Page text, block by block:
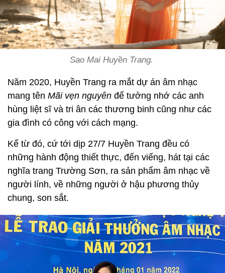
Sao Mai Huyền Trang.
Năm 2020, Huyền Trang ra mắt dự án âm nhạc
mang tên Mãi vẹn nguyên để tưởng nhớ các anh
hùng liệt sĩ và tri ân các thương binh cũng như các
gia đình có công với cách mạng.
Kể từ đó, cứ tới dịp 27/7 Huyền Trang đều có
những hành động thiết thực, đến viếng, hát tại các
nghĩa trang Trường Sơn, ra sản phẩm âm nhạc về
người lính, về những người ở hậu phương thủy
chung, son sắt.